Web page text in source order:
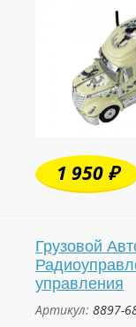
1 950 ₽
Грузовой
управления
Артикул: 8897-